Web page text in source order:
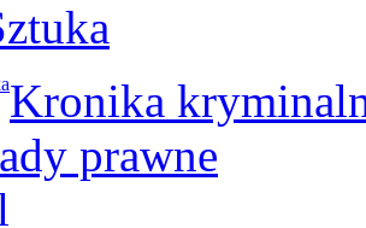
Kronika
prawne